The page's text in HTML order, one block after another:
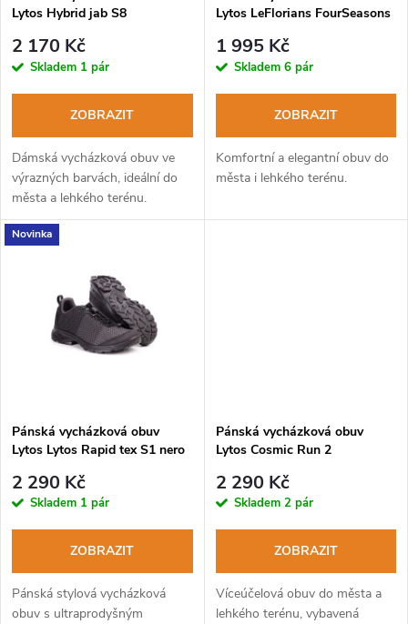
p
r
o
d
u
k
p
r
d
u
k
Lytos Hybrid jab S8
2 170 Kč
Skladem 1 pár
ZOBRAZIT
Dámská vycházková obuv ve
výrazných barvách, ideální do
města a lehkého terénu.
Lytos LeFlorians FourSeasons
1 995 Kč
Skladem 6 pár
ZOBRAZIT
Komfortní a elegantní obuv do
města i lehkého terénu.
Novinka
Pánská vycházková obuv
Lytos Lytos Rapid tex S1 nero
2 290 Kč
Skladem 1 pár
ZOBRAZIT
Pánská stylová vycházková
obuv s ultraprodyšným
Pánská vycházková obuv
Lytos Cosmic Run 2
2 290 Kč
Skladem 2 pár
ZOBRAZIT
Víceúčelová obuv do města a
lehkého terénu, vybavená